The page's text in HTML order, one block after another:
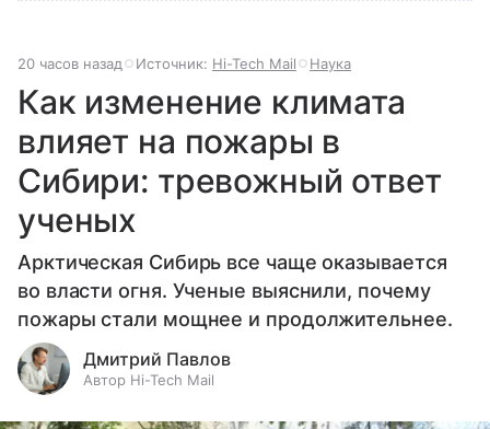
20 часов назад Источник: Hi-Tech Mail Наука
Как изменение климата
влияет на пожары в
Сибири: тревожный ответ
ученых
Арктическая Сибирь все чаще оказывается
во власти огня. Ученые выяснили, почему
пожары стали мощнее и продолжительнее.
Дмитрий Павлов
Автор Hi-Tech Mail